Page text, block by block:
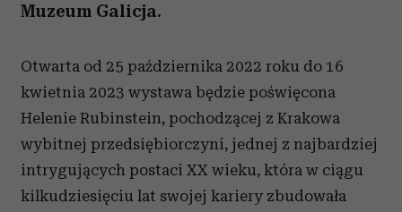
Muzeum Galicja.
Otwarta od 25 października 2022 roku do 16
kwietnia 2023 wystawa będzie poświęcona
Helenie Rubinstein, pochodzącej z Krakowa
wybitnej przedsiębiorczyni, jednej z najbardziej
intrygujących postaci XX wieku, która w ciągu
kilkudziesięciu lat swojej kariery zbudowała